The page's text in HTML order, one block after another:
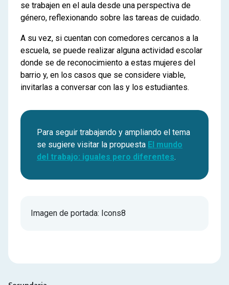
se trabajen en el aula desde una perspectiva de
género, reflexionando sobre las tareas de cuidado.
A su vez, si cuentan con comedores cercanos a la
escuela, se puede realizar alguna actividad escolar
donde se de reconocimiento a estas mujeres del
barrio y, en los casos que se considere viable,
invitarlas a conversar con las y los estudiantes.
Para seguir trabajando y ampliando el tema
se sugiere visitar la propuesta El mundo
del trabajo: iguales pero diferentes.
Imagen de portada: Icons8